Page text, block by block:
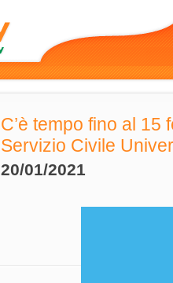
C’è tempo fino al
Servizio Civile
20/01/2021